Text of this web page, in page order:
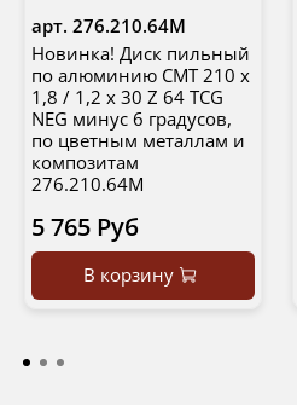
арт. 276.210.64M
Новинка! Диск пильный
по алюминию CMT 210 x
1,8 / 1,2 x 30 Z 64 TCG
NEG минус 6 градусов,
по цветным металлам и
композитам
276.210.64M
5 765 Руб
В корзину